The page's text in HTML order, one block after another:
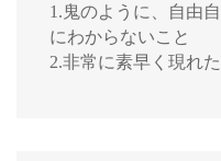
1.鬼のように、自由
にわからないこと
2.非常に素早く現れ